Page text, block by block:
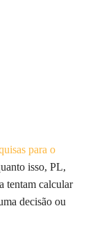
para o
isso, PL,
tentam calcular
decisão ou